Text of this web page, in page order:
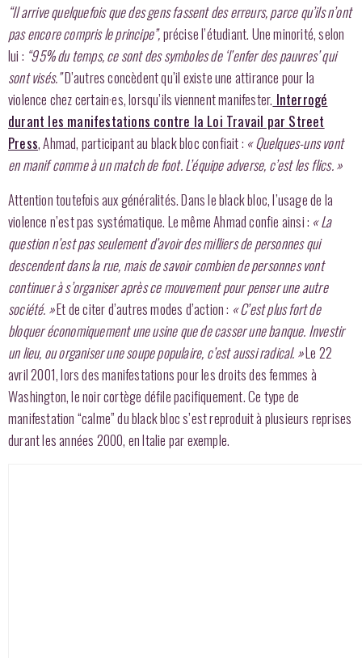
“Il arrive quelquefois que des gens fassent des erreurs, parce qu’ils n’ont
pas encore compris le principe”,précise l’étudiant. Une minorité, selon
lui : “95% du temps, ce sont des symboles de ‘l’enfer des pauvres’ qui
sont visés.”D’autres concèdent qu’il existe une attirance pour la
violence chez certain·es, lorsqu’ils viennent manifester. Interrogé
durant les manifestations contre la Loi Travail par Street
Press, Ahmad, participant au black bloc confiait : « Quelques-uns vont
en manif comme à un match de foot. L’équipe adverse, c’est les flics. »
Attention toutefois aux généralités. Dans le black bloc, l’usage de la
violence n’est pas systématique. Le même Ahmad confie ainsi : « La
question n’est pas seulement d’avoir des milliers de personnes qui
descendent dans la rue, mais de savoir combien de personnes vont
continuer à s’organiser après ce mouvement pour penser une autre
société. »Et de citer d’autres modes d’action : « C’est plus fort de
bloquer économiquement une usine que de casser une banque. Investir
un lieu, ou organiser une soupe populaire, c’est aussi radical. »Le 22
avril 2001, lors des manifestations pour les droits des femmes à
Washington, le noir cortège défile pacifiquement. Ce type de
manifestation “calme” du black bloc s’est reproduit à plusieurs reprises
durant les années 2000, en Italie par exemple.